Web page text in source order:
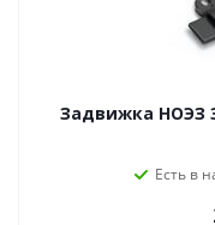
Задвижка НОЭЗ
Есть в